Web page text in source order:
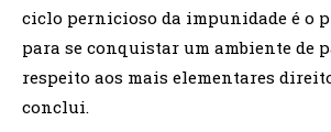
ciclo pernicioso da impunidade é o
para se conquistar um ambiente de
respeito aos mais elementares
conclui.